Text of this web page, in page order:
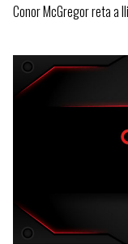
Conor McGregor reta a